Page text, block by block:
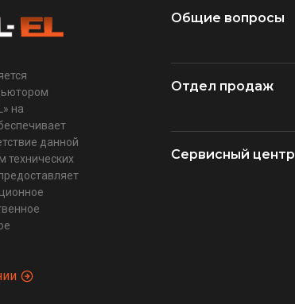
на
данной
технических
Общие вопросы
Отдел продаж
Сервисный центр